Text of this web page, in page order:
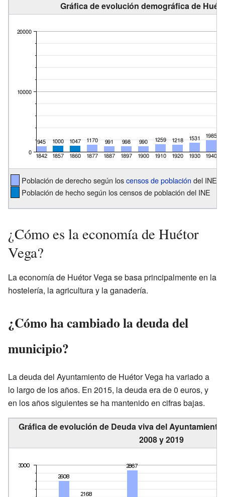
Gráfica de evolución demográfica de
Población de derecho según loscensos de población del INE
Población de hecho según los censos de población del INE
¿Cómo es la economía de Huétor
Vega?
La economía de Huétor Vega se basa principalmente en la
hostelería, la agricultura y la ganadería.
¿Cómo ha cambiado la deuda del
municipio?
La deuda del Ayuntamiento de Huétor Vega ha variado a
lo largo de los años. En 2015, la deuda era de 0 euros, y
en los años siguientes se ha mantenido en cifras bajas.
Gráfica de evolución de Deuda viva del Ayuntamiento
2008 y 2019